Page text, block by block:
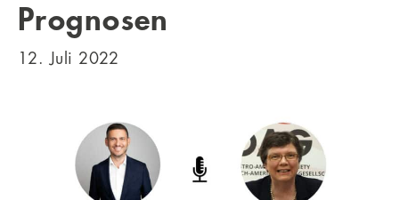
Prognosen
12. Juli 2022